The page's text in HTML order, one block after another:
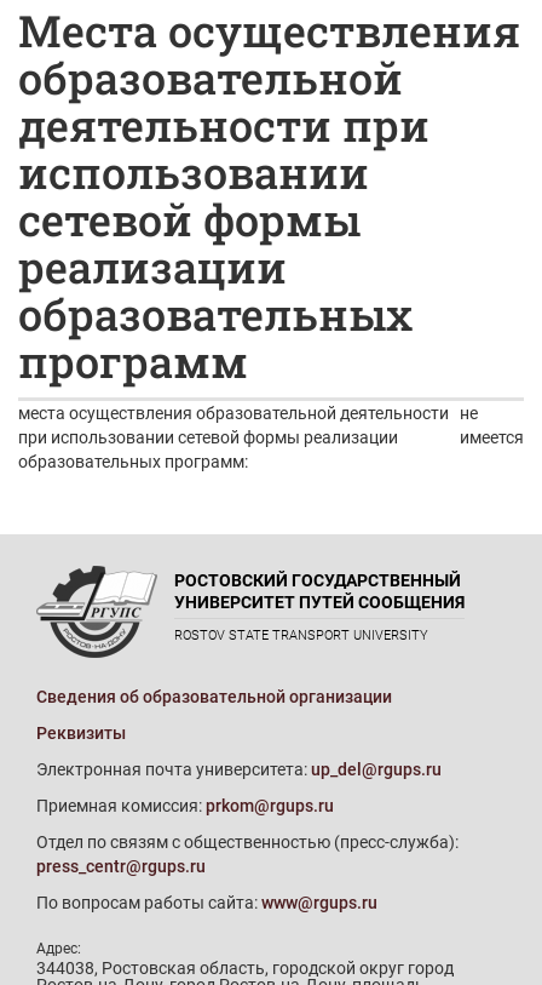
Места осуществления
образовательной
деятельности при
использовании
сетевой формы
реализации
образовательных
программ
места осуществления образовательной деятельности
при использовании сетевой формы реализации
образовательных программ:
не
имеется
РОСТОВСКИЙ ГОСУДАРСТВЕННЫЙ
УНИВЕРСИТЕТ ПУТЕЙ СООБЩЕНИЯ
ROSTOV STATE TRANSPORT UNIVERSITY
Сведения об образовательной организации
Реквизиты
Электронная почта университета:up_del@rgups.ru
Приемная комиссия:prkom@rgups.ru
Отдел по связям с общественностью (пресс-служба):
press_centr@rgups.ru
По вопросам работы сайта:www@rgups.ru
Адрес:
344038, Ростовская область, городской округ город